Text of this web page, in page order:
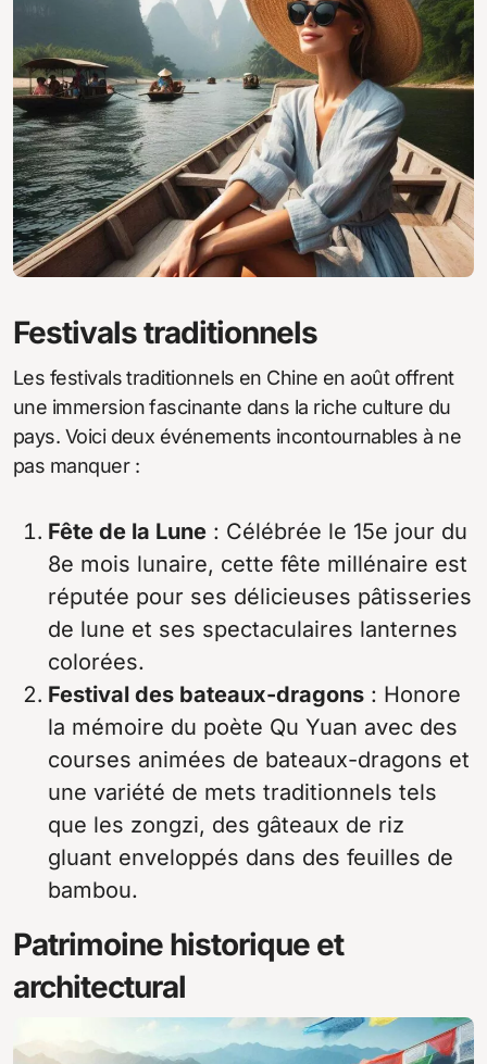
Festivals traditionnels
Les festivals traditionnels en Chine en août offrent
une immersion fascinante dans la riche culture du
pays. Voici deux événements incontournables à ne
pas manquer :
Fête de la Lune : Célébrée le 15e jour du
8e mois lunaire, cette fête millénaire est
réputée pour ses délicieuses pâtisseries
de lune et ses spectaculaires lanternes
colorées.
Festival des bateaux-dragons : Honore
la mémoire du poète Qu Yuan avec des
courses animées de bateaux-dragons et
une variété de mets traditionnels tels
que les zongzi, des gâteaux de riz
gluant enveloppés dans des feuilles de
bambou.
Patrimoine historique et
architectural